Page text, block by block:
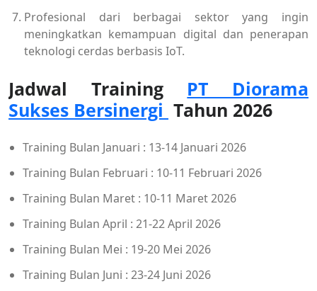
Profesional dari berbagai sektor yang ingin
meningkatkan kemampuan digital dan penerapan
teknologi cerdas berbasis IoT.
Jadwal Training PT Diorama
Sukses Bersinergi Tahun 2026
Training Bulan Januari : 13-14 Januari 2026
Training Bulan Februari : 10-11 Februari 2026
Training Bulan Maret : 10-11 Maret 2026
Training Bulan April : 21-22 April 2026
Training Bulan Mei : 19-20 Mei 2026
Training Bulan Juni : 23-24 Juni 2026